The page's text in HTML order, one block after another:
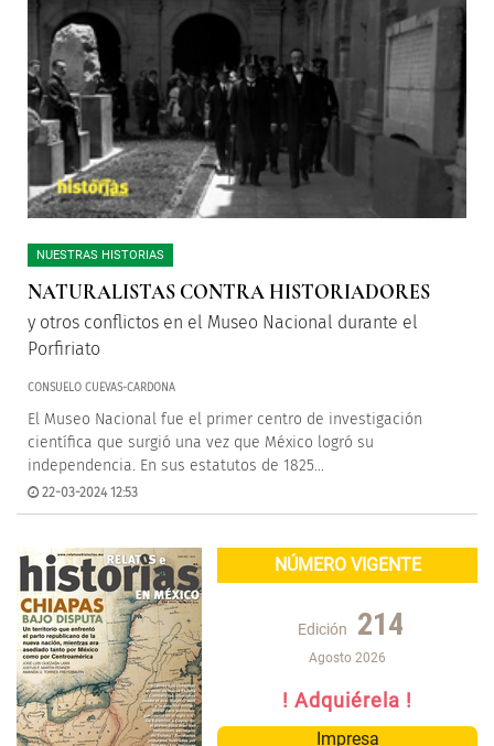
NUESTRAS HISTORIAS
NATURALISTAS CONTRA HISTORIADORES
y otros conflictos en el Museo Nacional durante el
Porfiriato
CONSUELO CUEVAS-CARDONA
El Museo Nacional fue el primer centro de investigación
científica que surgió una vez que México logró su
independencia. En sus estatutos de 1825...
22-03-2024 12:53
NÚMERO VIGENTE
Edición 214
Agosto 2026
! Adquiérela !
Impresa